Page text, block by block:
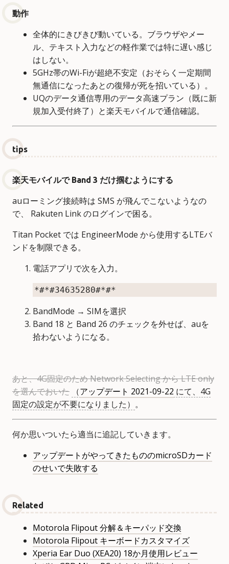
動作
全体的にきびきび動いている。ブラウザやメー
ル、テキスト入力などの軽作業では特に遅い感じ
はしない。
5GHz帯のWi-Fiが超絶不安定（おそらく一定期間
無通信になったあとの復帰が死を招いている）。
UQのデータ通信専用のデータ高速プラン（既に新
規加入受付終了）と楽天モバイルで通信確認。
tips
楽天モバイルで Band 3 だけ掴むようにする
auローミング接続時は SMS が飛んでこないようなの
で、 Rakuten Link のログインで困る。
Titan Pocket では EngineerMode から使用するLTEバ
ンドを制限できる。
電話アプリで次を入力。
BandMode → SIMを選択
Band 18 と Band 26 のチェックを外せば、auを
拾わないようになる。
あと、4G固定のため Network Selecting から LTE only
を選んでおいた
（アップデート 2021-09-22 にて、4G
固定の設定が不要になりました） 。
何か思いついたら適当に追記していきます。
アップデートがやってきたもののmicroSDカード
のせいで失敗する
Related
Motorola Flipout 分解＆キーパッド交換
Motorola Flipout キーボードカスタマイズ
Xperia Ear Duo (XEA20) 18か月使用レビュー